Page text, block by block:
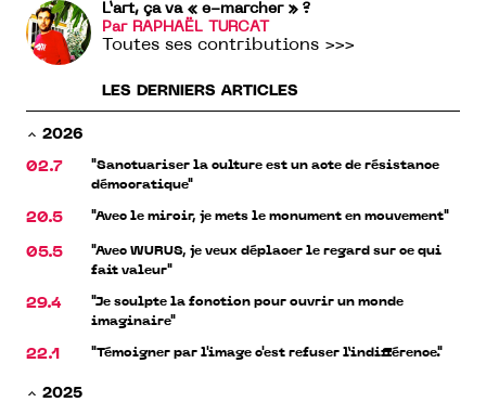
L’art, ça va « e-marcher » ?
Par RAPHAËL TURCAT
Toutes ses contributions >>>
LES DERNIERS ARTICLES
2026
02.7
"Sanctuariser la culture est un acte de résistance
démocratique"
20.5 "Avec le miroir, je mets le monument en mouvement"
05.5
"Avec WURUS, je veux déplacer le regard sur ce qui
fait valeur"
29.4
"Je sculpte la fonction pour ouvrir un monde
imaginaire"
22.1 "Témoigner par l'image c'est refuser l’indifférence."
2025